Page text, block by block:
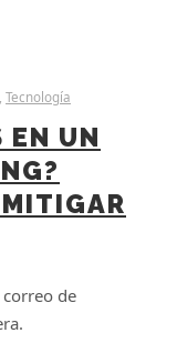
, Tecnología
EN UN
de